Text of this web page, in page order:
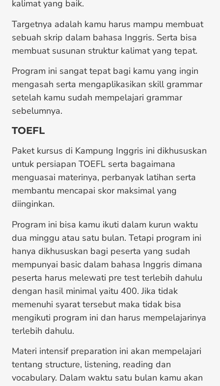
kalimat yang baik.
Targetnya adalah kamu harus mampu membuat
sebuah skrip dalam bahasa Inggris. Serta bisa
membuat susunan struktur kalimat yang tepat.
Program ini sangat tepat bagi kamu yang ingin
mengasah serta mengaplikasikan skill grammar
setelah kamu sudah mempelajari grammar
sebelumnya.
TOEFL
Paket kursus di Kampung Inggris ini dikhususkan
untuk persiapan TOEFL serta bagaimana
menguasai materinya, perbanyak latihan serta
membantu mencapai skor maksimal yang
diinginkan.
Program ini bisa kamu ikuti dalam kurun waktu
dua minggu atau satu bulan. Tetapi program ini
hanya dikhususkan bagi peserta yang sudah
mempunyai basic dalam bahasa Inggris dimana
peserta harus melewati pre test terlebih dahulu
dengan hasil minimal yaitu 400. Jika tidak
memenuhi syarat tersebut maka tidak bisa
mengikuti program ini dan harus mempelajarinya
terlebih dahulu.
Materi intensif preparation ini akan mempelajari
tentang structure, listening, reading dan
vocabulary. Dalam waktu satu bulan kamu akan